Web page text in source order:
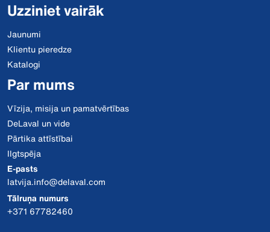
Uzziniet vairāk
Jaunumi
Klientu pieredze
Katalogi
Par mums
Vīzija, misija un pamatvērtības
DeLaval un vide
Pārtika attīstībai
Ilgtspēja
E-pasts
latvija.info@delaval.com
Tālruņa numurs
+371 67782460